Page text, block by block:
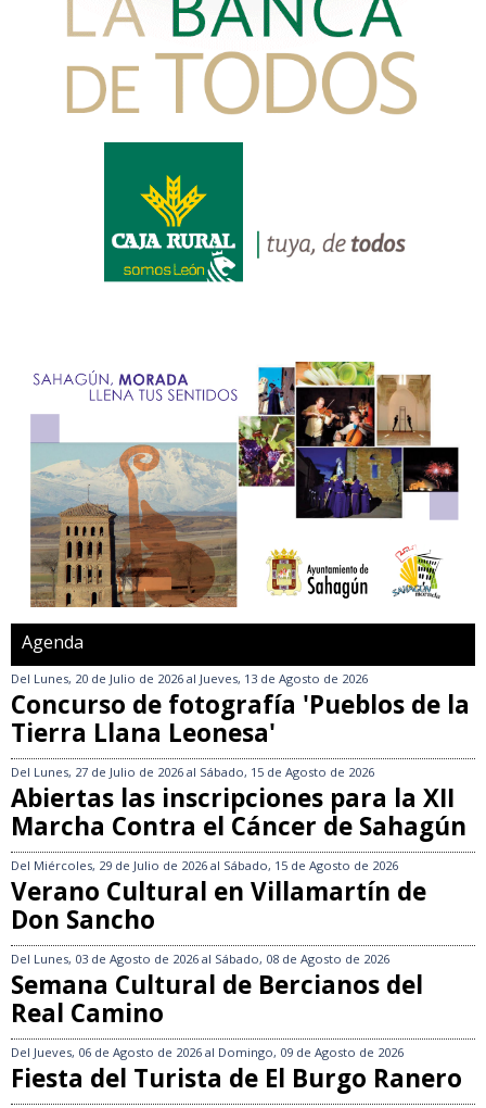
Agenda
Del Lunes, 20 de Julio de 2026 al Jueves, 13 de Agosto de 2026
Concurso de fotografía 'Pueblos de la
Tierra Llana Leonesa'
Del Lunes, 27 de Julio de 2026 al Sábado, 15 de Agosto de 2026
Abiertas las inscripciones para la XII
Marcha Contra el Cáncer de Sahagún
Del Miércoles, 29 de Julio de 2026 al Sábado, 15 de Agosto de 2026
Verano Cultural en Villamartín de
Don Sancho
Del Lunes, 03 de Agosto de 2026 al Sábado, 08 de Agosto de 2026
Semana Cultural de Bercianos del
Real Camino
Del Jueves, 06 de Agosto de 2026 al Domingo, 09 de Agosto de 2026
Fiesta del Turista de El Burgo Ranero